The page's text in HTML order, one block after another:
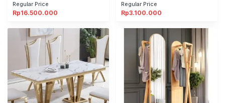
Regular Price
Rp16.500.000
Regular Price
Rp3.100.000